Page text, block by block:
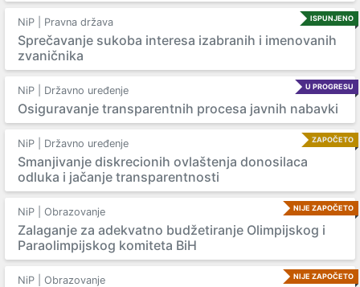
ISPUNJENO
NiP | Pravna država
Sprečavanje sukoba interesa izabranih i imenovanih
zvaničnika
U PROGRESU
NiP | Državno uređenje
Osiguravanje transparentnih procesa javnih nabavki
ZAPOČETO
NiP | Državno uređenje
Smanjivanje diskrecionih ovlaštenja donosilaca
odluka i jačanje transparentnosti
NIJE ZAPOČETO
NiP | Obrazovanje
Zalaganje za adekvatno budžetiranje Olimpijskog i
Paraolimpijskog komiteta BiH
NIJE ZAPOČETO
NiP | Obrazovanje